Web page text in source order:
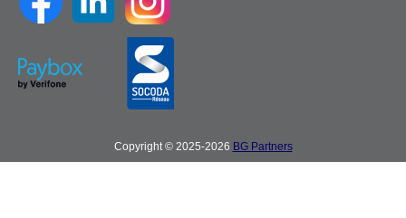
Copyright © 2025-2026 BG Partners